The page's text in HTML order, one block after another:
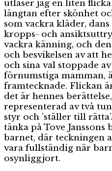
utläser jag en liten
längtan efter skönhet
som vackra kläder,
kropps- och
vackra känning, och
och besvikelsen av att
och sina val stoppade
förnumstiga mamman,
framtecknade. Flickan
det är hennes
representerad av två
styr och ’ställer till
tänka på Tove
barnet, där teckningen
vara fullständig när
osynliggjort.